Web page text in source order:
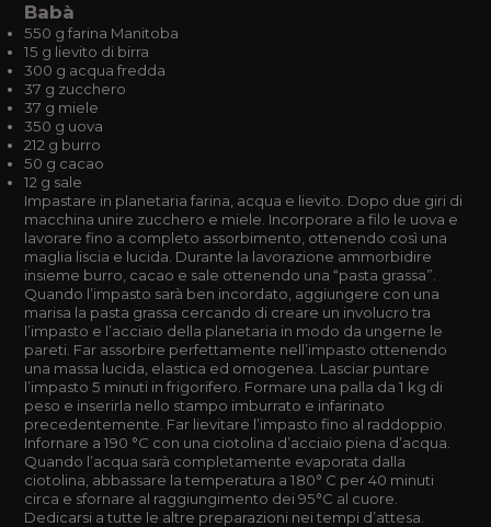
Babà
550 g farina Manitoba
15 g lievito di birra
300 g acqua fredda
37 g zucchero
37 g miele
350 g uova
212 g burro
50 g cacao
12 g sale
Impastare in planetaria farina, acqua e lievito. Dopo due giri di
macchina unire zucchero e miele. Incorporare a filo le uova e
lavorare fino a completo assorbimento, ottenendo così una
maglia liscia e lucida. Durante la lavorazione ammorbidire
insieme burro, cacao e sale ottenendo una “pasta grassa”.
Quando l’impasto sarà ben incordato, aggiungere con una
marisa la pasta grassa cercando di creare un involucro tra
l’impasto e l’acciaio della planetaria in modo da ungerne le
pareti. Far assorbire perfettamente nell’impasto ottenendo
una massa lucida, elastica ed omogenea. Lasciar puntare
l’impasto 5 minuti in frigorifero. Formare una palla da 1 kg di
peso e inserirla nello stampo imburrato e infarinato
precedentemente. Far lievitare l’impasto fino al raddoppio.
Infornare a 190 °C con una ciotolina d’acciaio piena d’acqua.
Quando l’acqua sarà completamente evaporata dalla
ciotolina, abbassare la temperatura a 180° C per 40 minuti
circa e sfornare al raggiungimento dei 95°C al cuore.
Dedicarsi a tutte le altre preparazioni nei tempi d’attesa.